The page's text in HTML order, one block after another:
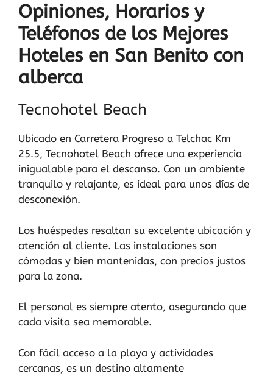
Opiniones, Horarios y
Teléfonos de los Mejores
Hoteles en San Benito con
alberca
Tecnohotel Beach
Ubicado en Carretera Progreso a Telchac Km
25.5, Tecnohotel Beach ofrece una experiencia
inigualable para el descanso. Con un ambiente
tranquilo y relajante, es ideal para unos días de
desconexión.
Los huéspedes resaltan su excelente ubicación y
atención al cliente. Las instalaciones son
cómodas y bien mantenidas, con precios justos
para la zona.
El personal es siempre atento, asegurando que
cada visita sea memorable.
Con fácil acceso a la playa y actividades
cercanas, es un destino altamente